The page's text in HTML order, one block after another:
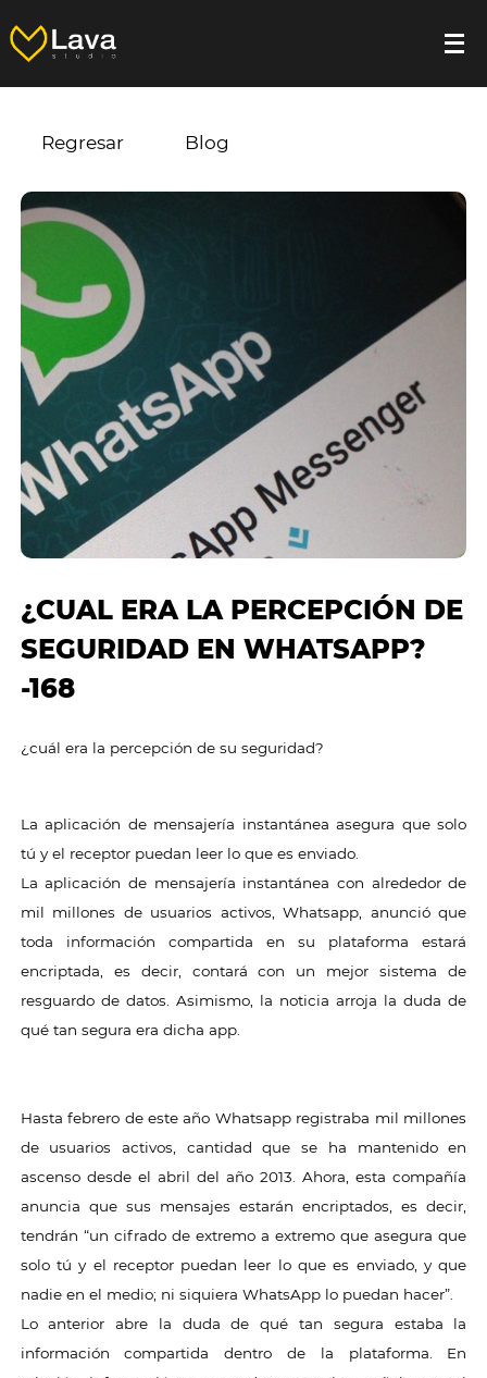
Regresar Blog
¿CUAL ERA LA PERCEPCIÓN DE
SEGURIDAD EN WHATSAPP?
-168
¿cuál era la percepción de su seguridad?
La aplicación de mensajería instantánea asegura que solo
tú y el receptor puedan leer lo que es enviado.
La aplicación de mensajería instantánea con alrededor de
mil millones de usuarios activos, Whatsapp, anunció que
toda información compartida en su plataforma estará
encriptada, es decir, contará con un mejor sistema de
resguardo de datos. Asimismo, la noticia arroja la duda de
qué tan segura era dicha app.
Hasta febrero de este año Whatsapp registraba mil millones
de usuarios activos, cantidad que se ha mantenido en
ascenso desde el abril del año 2013. Ahora, esta compañía
anuncia que sus mensajes estarán encriptados, es decir,
tendrán “un cifrado de extremo a extremo que asegura que
solo tú y el receptor puedan leer lo que es enviado, y que
nadie en el medio; ni siquiera WhatsApp lo puedan hacer”.
Lo anterior abre la duda de qué tan segura estaba la
información compartida dentro de la plataforma. En